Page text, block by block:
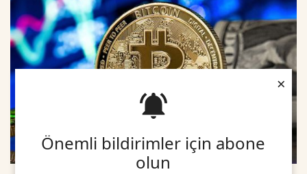
Önemli bildirimler için abone
olun
×